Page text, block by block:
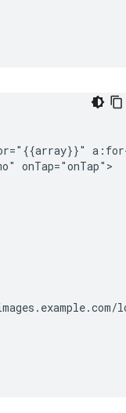
onTap="onTap">